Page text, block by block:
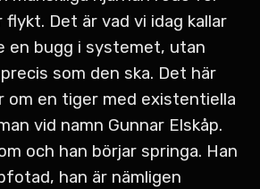
Det är vad vi idag kallar
en bugg i systemet, utan
som den ska. Det här
om en tiger med existentiella
vid namn Gunnar Elskåp.
och han börjar springa. Han
han är nämligen